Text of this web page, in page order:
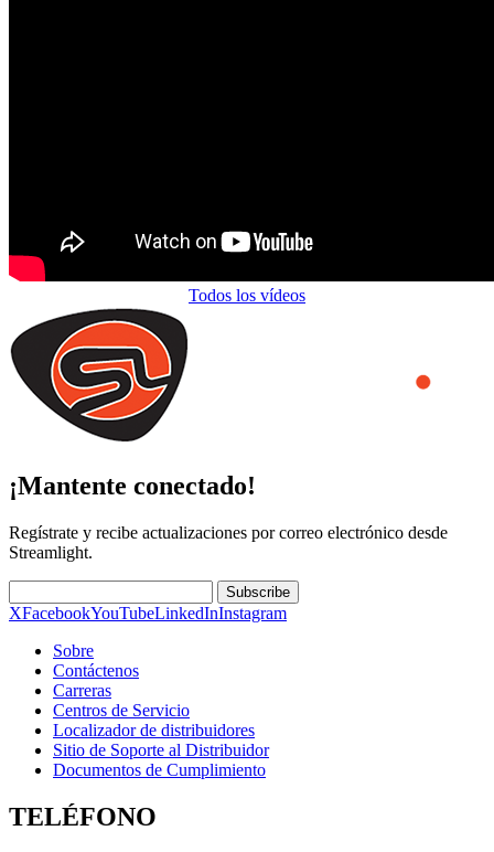
Todos los vídeos
¡Mantente conectado!
Regístrate y recibe actualizaciones por correo electrónico desde
Streamlight.
Subscribe
XFacebookYouTubeLinkedInInstagram
Sobre
Contáctenos
Carreras
Centros de Servicio
Localizador de distribuidores
Sitio de Soporte al Distribuidor
Documentos de Cumplimiento
TELÉFONO